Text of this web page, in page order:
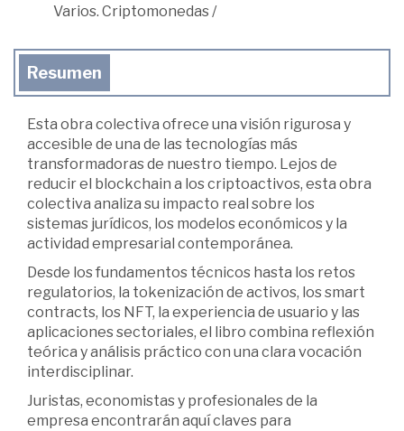
Varios. Criptomonedas/
Resumen
Esta obra colectiva ofrece una visión rigurosa y
accesible de una de las tecnologías más
transformadoras de nuestro tiempo. Lejos de
reducir el blockchain a los criptoactivos, esta obra
colectiva analiza su impacto real sobre los
sistemas jurídicos, los modelos económicos y la
actividad empresarial contemporánea.
Desde los fundamentos técnicos hasta los retos
regulatorios, la tokenización de activos, los smart
contracts, los NFT, la experiencia de usuario y las
aplicaciones sectoriales, el libro combina reflexión
teórica y análisis práctico con una clara vocación
interdisciplinar.
Juristas, economistas y profesionales de la
empresa encontrarán aquí claves para